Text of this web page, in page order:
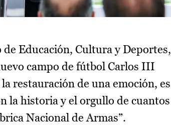
Educación, Cultura y Deportes,
campo de fútbol Carlos III
restauración de una emoción, es
la historia y el orgullo de cuantos
Nacional de Armas”.